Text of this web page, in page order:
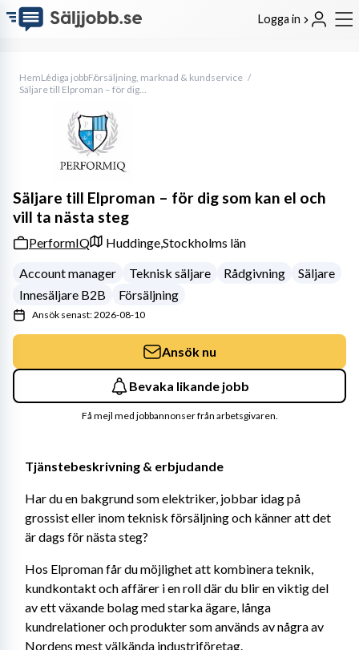
Logga in
HemLediga jobbFörsäljning, marknad & kundservice
Säljare till Elproman – för dig som kan el och vill ta nästa steg
Tjänstebeskrivning & erbjudande
Har du en bakgrund som elektriker, jobbar idag på
grossist eller inom teknisk försäljning och känner att det
är dags för nästa steg?
Hos Elproman får du möjlighet att kombinera teknik,
kundkontakt och affärer i en roll där du blir en viktig del
av ett växande bolag med starka ägare, långa
kundrelationer och produkter som används av några av
Nordens mest välkända industriföretag.
Säljare till Elproman – för dig som kan el och
vill ta nästa steg
PerformIQ Huddinge,Stockholms län
Account manager
Teknisk säljare Rådgivning
Säljare
Innesäljare B2B
Försäljning
Ansök senast: 2026-08-10
Ansök nu
Bevaka likande jobb
Få mejl med jobbannonser från arbetsgivaren.